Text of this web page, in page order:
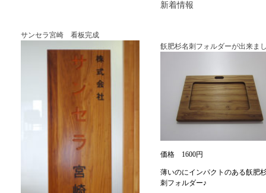
新着情報
サンセラ宮崎 看板完成
飫肥杉名刺フォルダーが出来ま
価格 1600円
薄いのにインパクトのある飫肥
刺フォルダー♪